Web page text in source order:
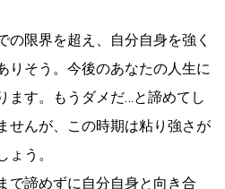
の限界を超え、自分自身を強く
りそう。今後のあなたの人生に
ます。もうダメだ…と諦めてし
せんが、この時期は粘り強さが
う。
で諦めずに自分自身と向き合